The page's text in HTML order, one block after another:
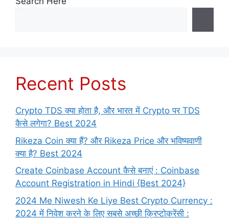
Recent Posts
Crypto TDS क्या होता है, और भारत में Crypto पर TDS
कैसे लगेगा? Best 2024
Rikeza Coin क्या हैं? और Rikeza Price और भविष्यवाणी
क्या है? Best 2024
Create Coinbase Account कैसे बनाएं : Coinbase
Account Registration in Hindi {Best 2024}
2024 Me Niwesh Ke Liye Best Crypto Currency :
2024 में निवेश करने के लिए सबसे अच्छी क्रिप्टोकरेंसी :